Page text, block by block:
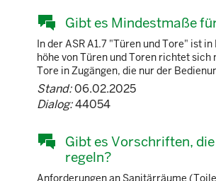
Gibt es Mindestmaße
In der ASR A1.7 "Türen und Tore" ist
höhe von Türen und Toren richtet sich
Tore in Zugängen, die nur der
Stand:06.02.2025
Dialog:44054
Gibt es Vorschriften,
regeln?
Anforderungen an Sanitärräume